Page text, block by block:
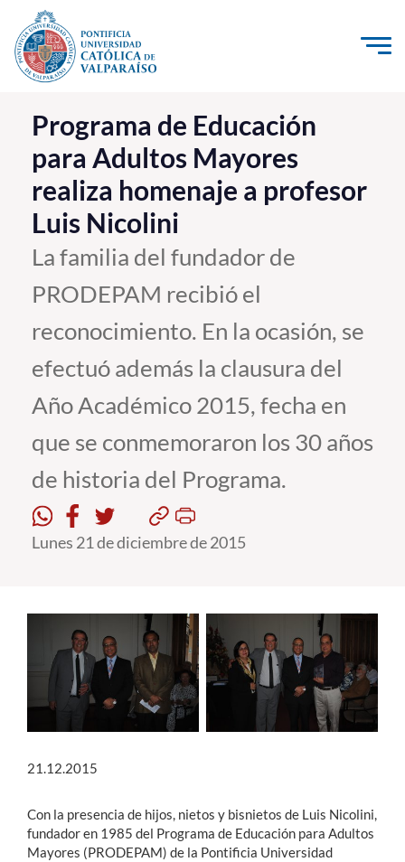
Click acá para ir directamente al contenido
La Universidad
Investigación, Creación e Innovación
PUCV Internacional
Vinculación con el Medio
Admisión
Postgrado
Formación Continua
Estudiantes
Académicos
Funcionarios
English
Programa de Educación
para Adultos Mayores
realiza homenaje a profesor
Luis Nicolini
La familia del fundador de
PRODEPAM recibió el
reconocimiento. En la ocasión, se
efectuó además la clausura del
Año Académico 2015, fecha en
que se conmemoraron los 30 años
de historia del Programa.
Lunes 21 de diciembre de 2015
21.12.2015
Con la presencia de hijos, nietos y bisnietos de Luis Nicolini,
fundador en 1985 del Programa de Educación para Adultos
Mayores (PRODEPAM) de la Pontificia Universidad